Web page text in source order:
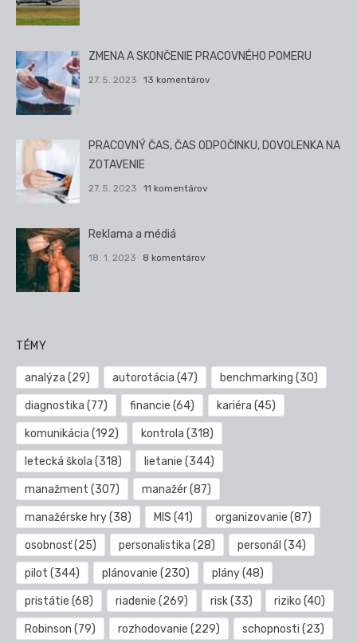
ZMENA A SKONČENIE PRACOVNÉHO POMERU
27. 5. 2023 13 komentárov
PRACOVNÝ ČAS, ČAS ODPOČINKU, DOVOLENKA NA
ZOTAVENIE
27. 5. 2023 11 komentárov
Reklama a médiá
18. 1. 2023 8 komentárov
TÉMY
analýza (29) autorotácia (47) benchmarking (30)
diagnostika (77) financie (64) kariéra (45)
komunikácia (192) kontrola (318)
letecká škola (318) lietanie (344)
manažment (307) manažér(87)
manažérske hry(38) MIS (41) organizovanie (87)
osobnosť(25) personalistika (28) personál (34)
pilot (344) plánovanie (230) plány(48)
pristátie (68) riadenie (269) risk(33) riziko (40)
Robinson (79) rozhodovanie (229) schopnosti (23)